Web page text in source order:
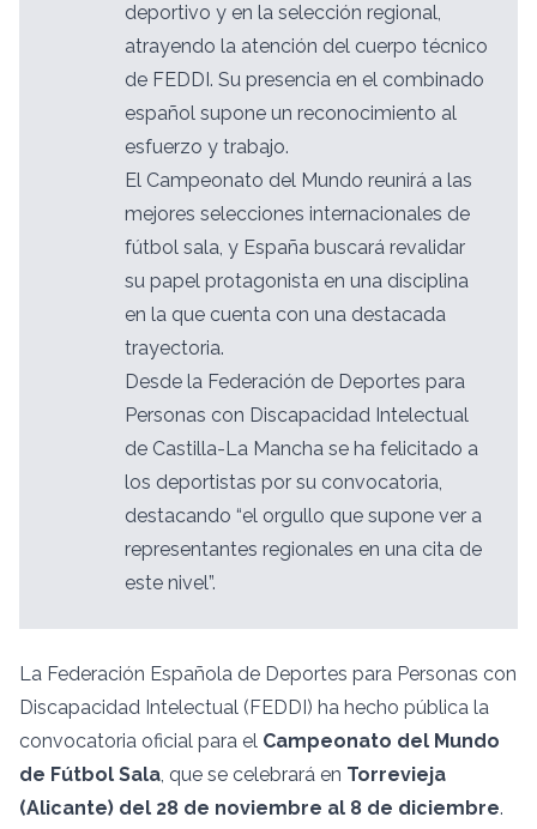
deportivo y en la selección regional,
atrayendo la atención del cuerpo técnico
de FEDDI. Su presencia en el combinado
español supone un reconocimiento al
esfuerzo y trabajo.
El Campeonato del Mundo reunirá a las
mejores selecciones internacionales de
fútbol sala, y España buscará revalidar
su papel protagonista en una disciplina
en la que cuenta con una destacada
trayectoria.
Desde la Federación de Deportes para
Personas con Discapacidad Intelectual
de Castilla-La Mancha se ha felicitado a
los deportistas por su convocatoria,
destacando “el orgullo que supone ver a
representantes regionales en una cita de
este nivel”.
La Federación Española de Deportes para Personas con
Discapacidad Intelectual (FEDDI) ha hecho pública la
convocatoria oficial para el Campeonato del Mundo
de Fútbol Sala, que se celebrará en Torrevieja
(Alicante) del 28 de noviembre al 8 de diciembre.